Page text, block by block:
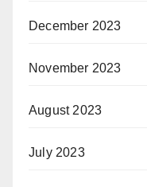
December 2023
November 2023
August 2023
July 2023